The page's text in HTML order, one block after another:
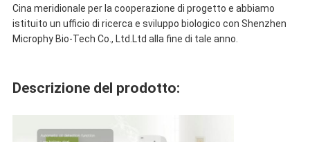
Cina meridionale per la cooperazione di progetto e abbiamo
istituito un ufficio di ricerca e sviluppo biologico con Shenzhen
Microphy Bio-Tech Co., Ltd.Ltd alla fine di tale anno.
Descrizione del prodotto: